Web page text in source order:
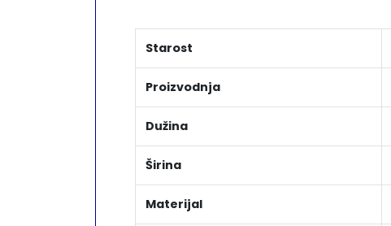
Starost
Proizvodnja
Dužina
Širina
Materijal